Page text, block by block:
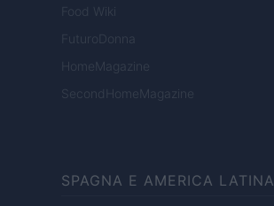
Food Wiki
FuturoDonna
HomeMagazine
SecondHomeMagazine
SPAGNA E AMERICA LATINA